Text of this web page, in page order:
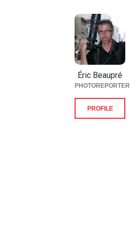
Éric Beaupré
PHOTOREPORTER
PROFILE